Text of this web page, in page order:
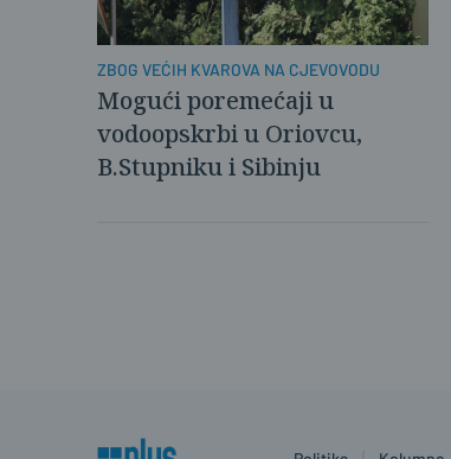
ZBOG VEĆIH KVAROVA NA CJEVOVODU
Mogući poremećaji u
vodoopskrbi u Oriovcu,
B.Stupniku i Sibinju